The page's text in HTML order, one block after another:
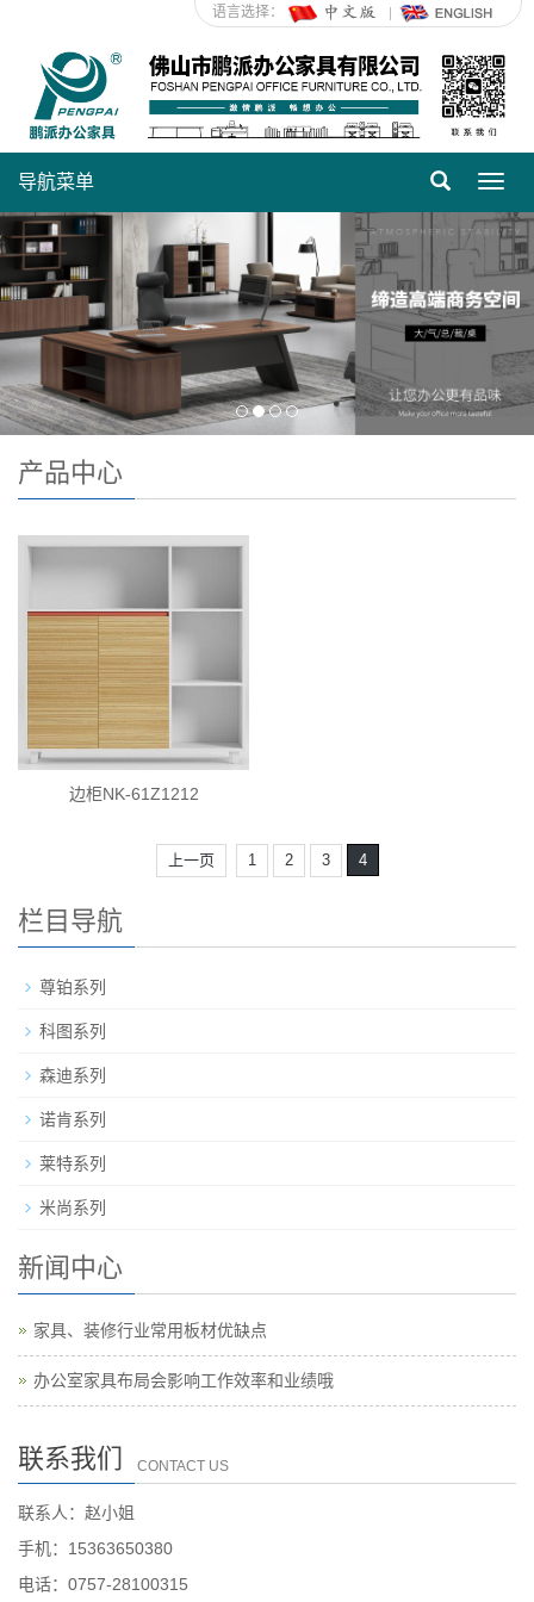
语言选择：
导航菜单
产品中心
边柜NK-61Z1212
上一页 1 2 3 4
栏目导航
尊铂系列
科图系列
森迪系列
诺肯系列
莱特系列
米尚系列
新闻中心
家具、装修行业常用板材优缺点
办公室家具布局会影响工作效率和业绩哦
联系我们 CONTACT US
联系人：赵小姐
手机：15363650380
电话：0757-28100315